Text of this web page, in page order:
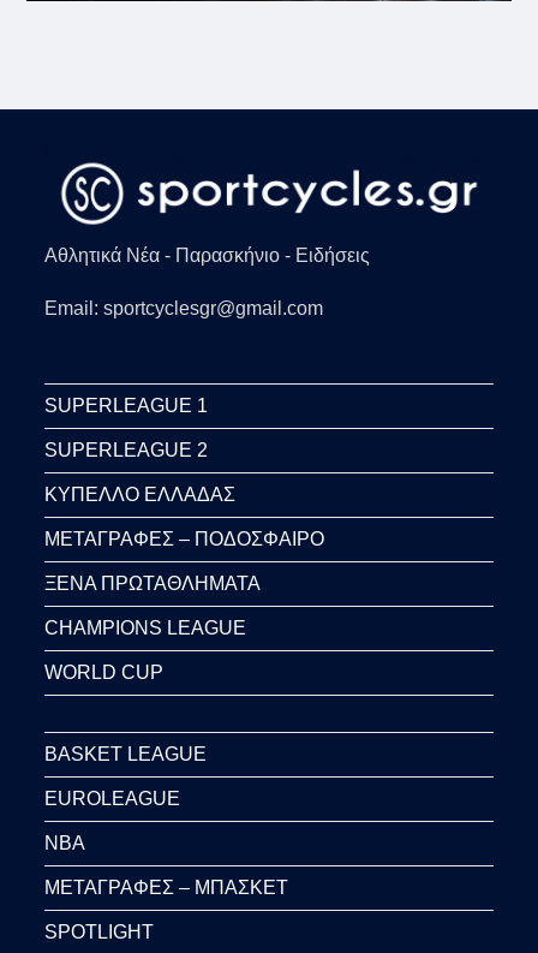
Αθλητικά Νέα - Παρασκήνιο - Ειδήσεις
Email: sportcyclesgr@gmail.com
SUPERLEAGUE 1
SUPERLEAGUE 2
ΚΥΠΕΛΛΟ ΕΛΛΑΔΑΣ
ΜΕΤΑΓΡΑΦΕΣ – ΠΟΔΟΣΦΑΙΡΟ
ΞΕΝΑ ΠΡΩΤΑΘΛΗΜΑΤΑ
CHAMPIONS LEAGUE
WORLD CUP
BASKET LEAGUE
EUROLEAGUE
NBA
ΜΕΤΑΓΡΑΦΕΣ – ΜΠΑΣΚΕΤ
SPOTLIGHT